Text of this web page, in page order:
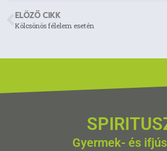
ELÖZŐ CIKK
Kölcsönös félelem esetén
Gyermek- és